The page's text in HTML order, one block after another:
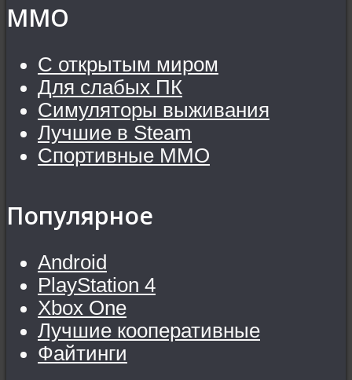
MMO
С открытым миром
Для слабых ПК
Симуляторы выживания
Лучшие в Steam
Спортивные MMO
Популярное
Android
PlayStation 4
Xbox One
Лучшие кооперативные
Файтинги